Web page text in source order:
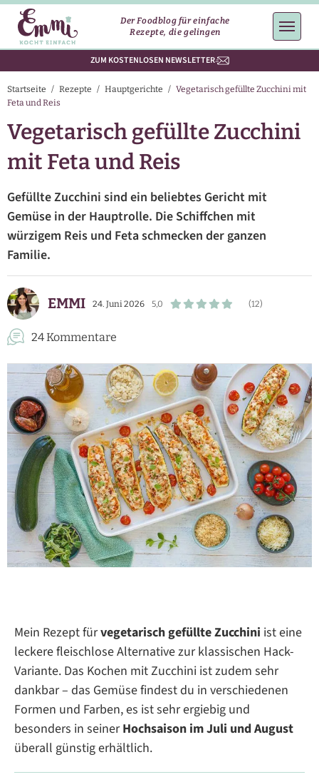
Der Foodblog für einfache
Rezepte, die gelingen
ZUM KOSTENLOSEN NEWSLETTER
Startseite / Rezepte / Hauptgerichte / Vegetarisch gefüllte Zucchini mit
Feta und Reis
Vegetarisch gefüllte Zucchini
mit Feta und Reis
Gefüllte Zucchini sind ein beliebtes Gericht mit
Gemüse in der Hauptrolle. Die Schiffchen mit
würzigem Reis und Feta schmecken der ganzen
Familie.
EMMI 24. Juni 2026 5,0 (12)
24 Kommentare
Mein Rezept fürvegetarisch gefüllte Zucchini ist eine
leckere fleischlose Alternative zur klassischen Hack-
Variante. Das Kochen mit Zucchini ist zudem sehr
dankbar – das Gemüse findest du in verschiedenen
Formen und Farben, es ist sehr ergiebig und
besonders in seinerHochsaison im Juli und August
überall günstig erhältlich.